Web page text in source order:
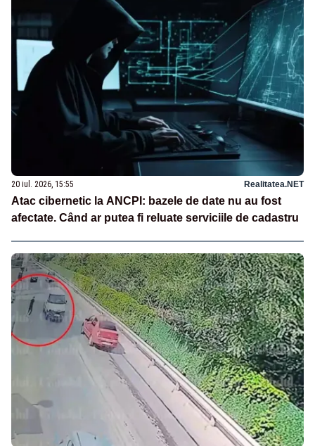
20 iul. 2026, 15:55 Realitatea.NET
Atac cibernetic la ANCPI: bazele de date nu au fost
afectate. Când ar putea fi reluate serviciile de cadastru